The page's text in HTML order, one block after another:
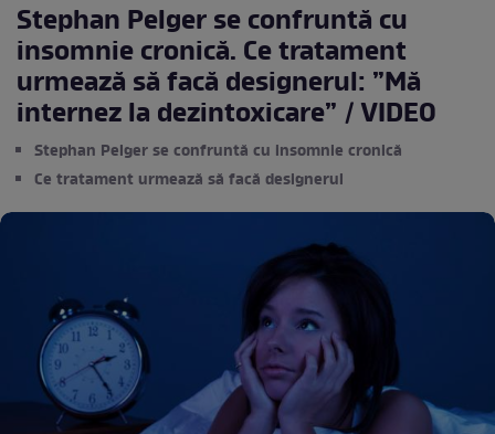
Stephan Pelger se confruntă cu
insomnie cronică. Ce tratament
urmează să facă designerul: ”Mă
internez la dezintoxicare” / VIDEO
Stephan Pelger se confruntă cu insomnie cronică
Ce tratament urmează să facă designerul